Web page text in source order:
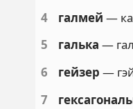
4
галмей —
5
галька —
6
гейзер —
7